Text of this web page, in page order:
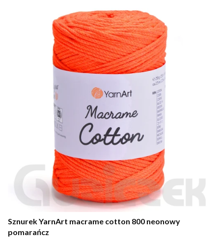
Sznurek YarnArt macrame cotton 800 neonowy
pomarańcz